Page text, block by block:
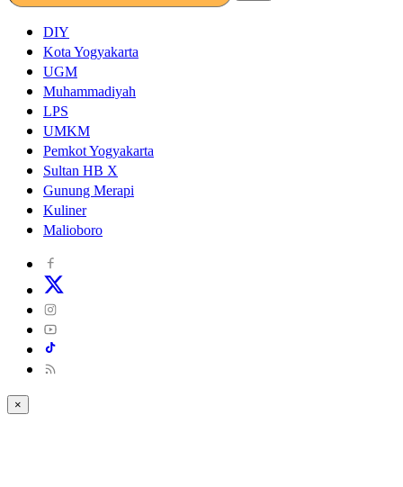
DIY
Kota Yogyakarta
UGM
Muhammadiyah
LPS
UMKM
Pemkot Yogyakarta
Sultan HB X
Gunung Merapi
Kuliner
Malioboro
×